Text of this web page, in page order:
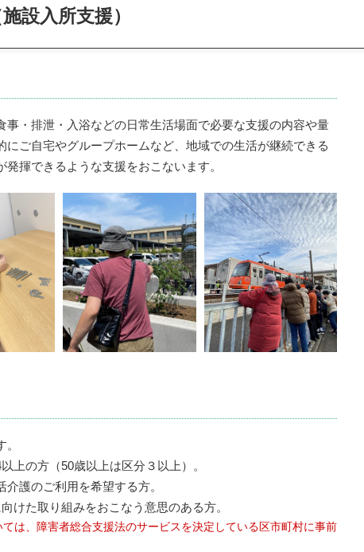
設入所支援）
事・排泄・入浴などの日常生活場面で必要な支援の内容や量
ご自宅やグループホームなど、地域での生活が継続できる
揮できるような支援をおこないます。
上の方（50歳以上は区分３以上）。
護のご利用を希望する方。
けた取り組みをおこなう意思のある方。
は、障害者総合支援法のサービスを決定している区市町村に事前